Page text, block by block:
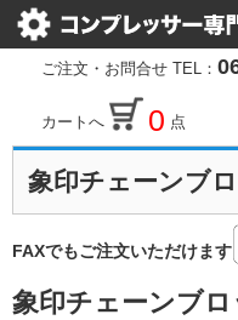
ご注文・お問合せ TEL：
カートへ 0 点
象印チェーンブ
FAXでもご注文いただけます
象印チェーンブ